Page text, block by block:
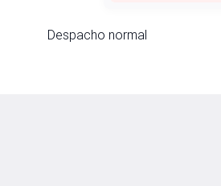
Despacho normal